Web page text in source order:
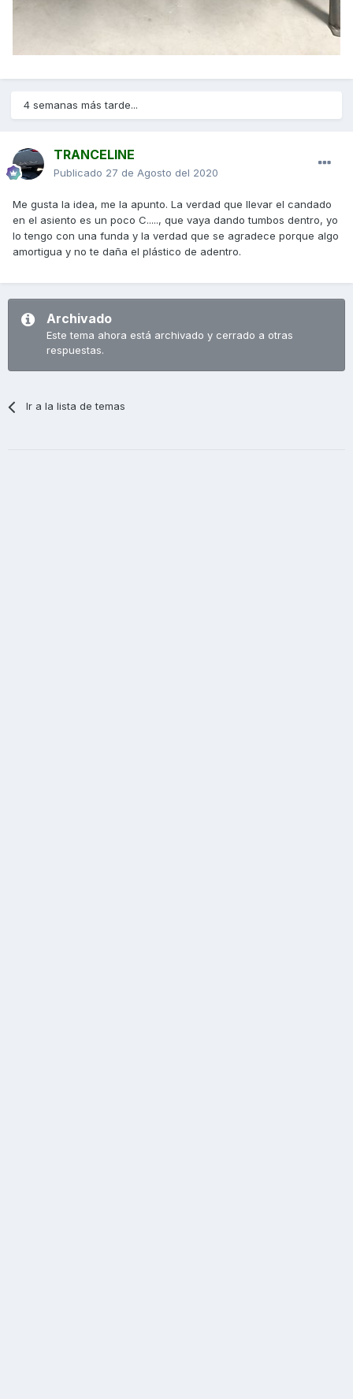
4 semanas más tarde...
TRANCELINE
Publicado 27 de Agosto del 2020
Me gusta la idea, me la apunto. La verdad que llevar el candado
en el asiento es un poco C....., que vaya dando tumbos dentro, yo
lo tengo con una funda y la verdad que se agradece porque algo
amortigua y no te daña el plástico de adentro.
Archivado
Este tema ahora está archivado y cerrado a otras
respuestas.
Ir a la lista de temas